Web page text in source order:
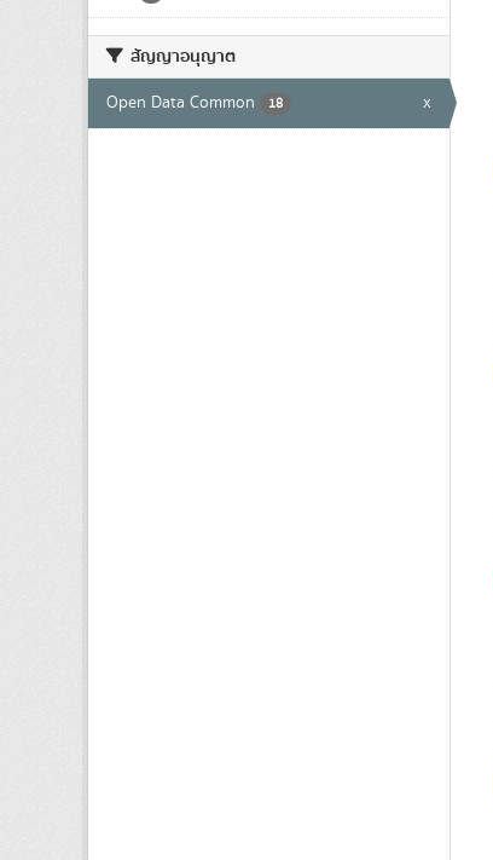
สัญญาอนุญาต
Open Data Common 18 x